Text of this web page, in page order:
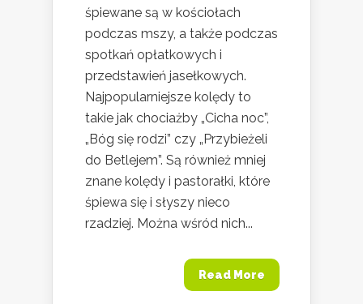
śpiewane są w kościołach
podczas mszy, a także podczas
spotkań opłatkowych i
przedstawień jasełkowych.
Najpopularniejsze kolędy to
takie jak chociażby „Cicha noc”,
„Bóg się rodzi” czy „Przybieżeli
do Betlejem”. Są również mniej
znane kolędy i pastorałki, które
śpiewa się i słyszy nieco
rzadziej. Można wśród nich...
Read More